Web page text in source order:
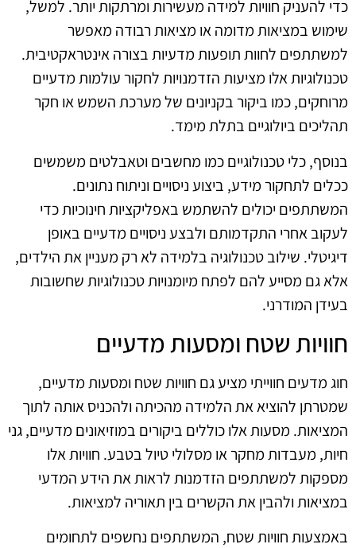
כדי להעניק חוויות למידה מעשירות ומרתקות יותר. למשל,
שימוש במציאות מדומה או מציאות רבודה מאפשר
למשתתפים לחוות תופעות מדעיות בצורה אינטראקטיבית.
טכנולוגיות אלו מציעות הזדמנויות לחקור עולמות מדעיים
מרוחקים, כמו ביקור בקניונים של מערכת השמש או חקר
תהליכים ביולוגיים בתלת מימד.
בנוסף, כלי טכנולוגיים כמו מחשבים וטאבלטים משמשים
ככלים לתחקור מידע, ביצוע ניסויים וניתוח נתונים.
המשתתפים יכולים להשתמש באפליקציות חינוכיות כדי
לעקוב אחרי התקדמותם ולבצע ניסויים מדעיים באופן
דיגיטלי. שילוב טכנולוגיה בלמידה לא רק מעניין את הילדים,
אלא גם מסייע להם לפתח מיומנויות טכנולוגיות שחשובות
בעידן המודרני.
חוויות שטח ומסעות מדעיים
חוג מדעים חווייתי מציע גם חוויות שטח ומסעות מדעיים,
שמטרתן להוציא את הלמידה מהכיתה ולהכניס אותה לתוך
המציאות. מסעות אלו כוללים ביקורים במוזיאונים מדעיים, גני
חיות, מעבדות מחקר או מסלולי טיול בטבע. חוויות אלו
מספקות למשתתפים הזדמנות לראות את הידע המדעי
במציאות ולהבין את הקשרים בין תאוריה למציאות.
באמצעות חוויות שטח, המשתתפים נחשפים לתחומים